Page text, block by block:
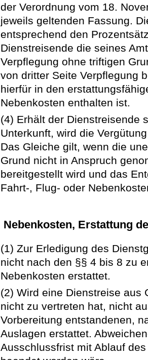
der Verordnung vom 18.
jeweils geltenden Fassung.
entsprechend den
Dienstreisende die seines
Verpflegung ohne triftigen
von dritter Seite Verpflegung
hierfür in den
Nebenkosten enthalten ist.
(4) Erhält der Dienstreisende
Unterkunft, wird die
Das Gleiche gilt, wenn die
Grund nicht in Anspruch
bereitgestellt wird und das
Fahrt-, Flug- oder
Nebenkosten, Erstattung
(1) Zur Erledigung des
nicht nach den §§ 4 bis 8 zu
Nebenkosten erstattet.
(2) Wird eine Dienstreise aus
nicht zu vertreten hat, nicht
Vorbereitung entstandenen,
Auslagen erstattet.
Ausschlussfrist mit Ablauf